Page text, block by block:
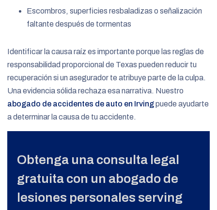
Escombros, superficies resbaladizas o señalización
faltante después de tormentas
Identificar la causa raíz es importante porque las reglas de
responsabilidad proporcional de Texas pueden reducir tu
recuperación si un asegurador te atribuye parte de la culpa.
Una evidencia sólida rechaza esa narrativa. Nuestro
abogado de accidentes de auto en Irvingpuede ayudarte
a determinar la causa de tu accidente.
Obtenga una consulta legal
gratuita con un abogado de
lesiones personales serving